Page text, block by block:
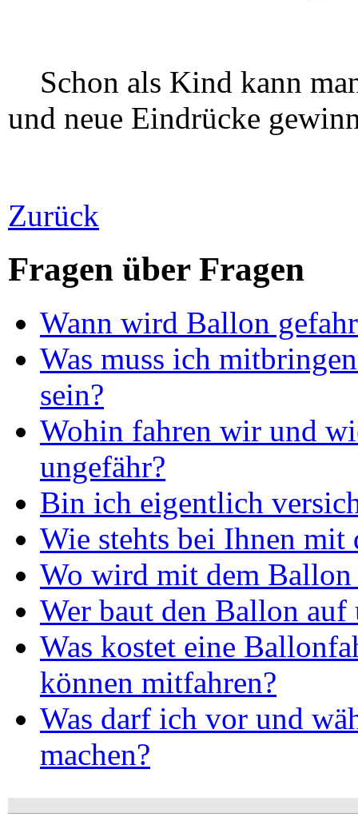
Schon als Kind kann
und neue Eindrücke
Zurück
Fragen über Fragen
Wann wird Ballon
Was muss ich
sein?
Wohin fahren wir und
ungefähr?
Bin ich eigentlich
Wie stehts bei Ihnen mit
Wo wird mit dem Ballon
Wer baut den Ballon auf
Was kostet eine
können mitfahren?
Was darf ich vor und
machen?